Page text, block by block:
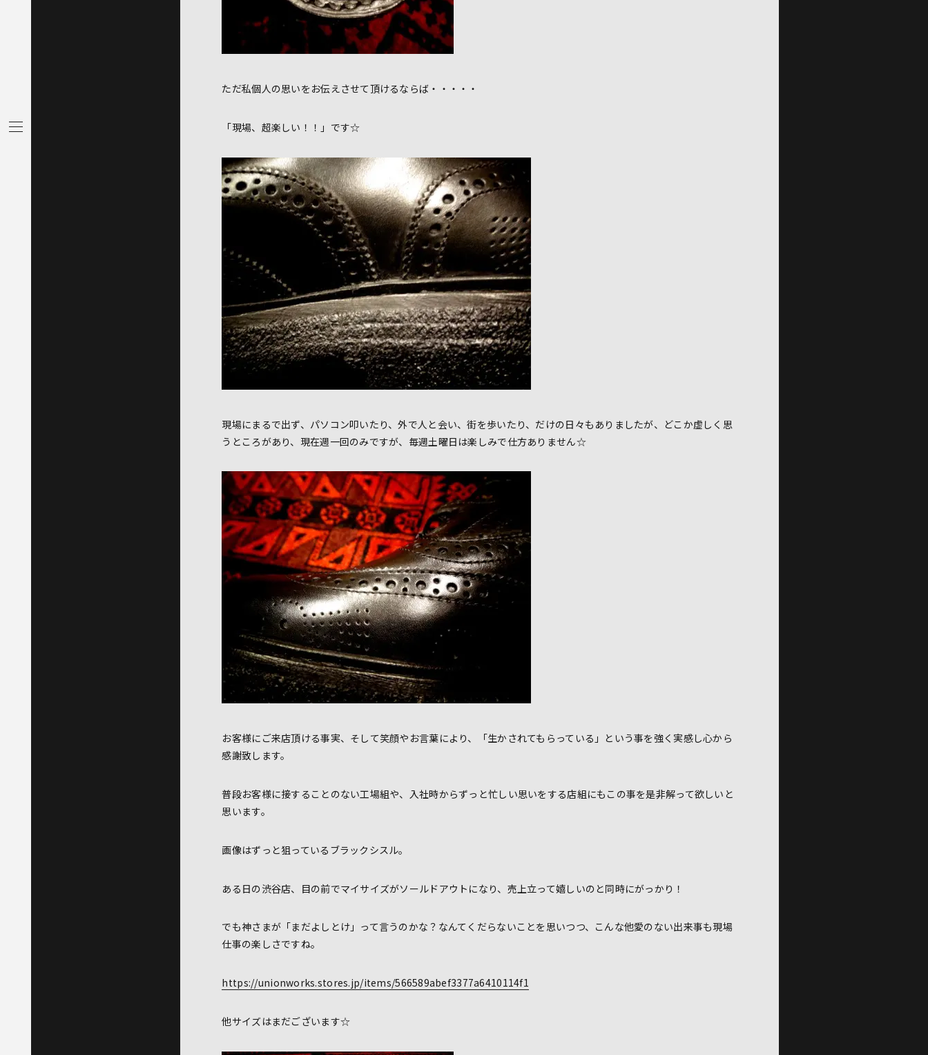
ただ私個人の思いをお伝えさせて頂けるならば・・・・・
「現場、超楽しい！！」です☆
現場にまるで出ず、パソコン叩いたり、外で人と会い、街を歩いたり、だけの日々もありましたが、どこか虚しく思
うところがあり、現在週一回のみですが、毎週土曜日は楽しみで仕方ありません☆
お客様にご来店頂ける事実、そして笑顔やお言葉により、「生かされてもらっている」という事を強く実感し心から
感謝致します。
普段お客様に接することのない工場組や、入社時からずっと忙しい思いをする店組にもこの事を是非解って欲しいと
思います。
画像はずっと狙っているブラックシスル。
ある日の渋谷店、目の前でマイサイズがソールドアウトになり、売上立って嬉しいのと同時にがっかり！
でも神さまが「まだよしとけ」って言うのかな？なんてくだらないことを思いつつ、こんな他愛のない出来事も現場
仕事の楽しさですね。
https://unionworks.stores.jp/items/566589abef3377a6410114f1
他サイズはまだございます☆